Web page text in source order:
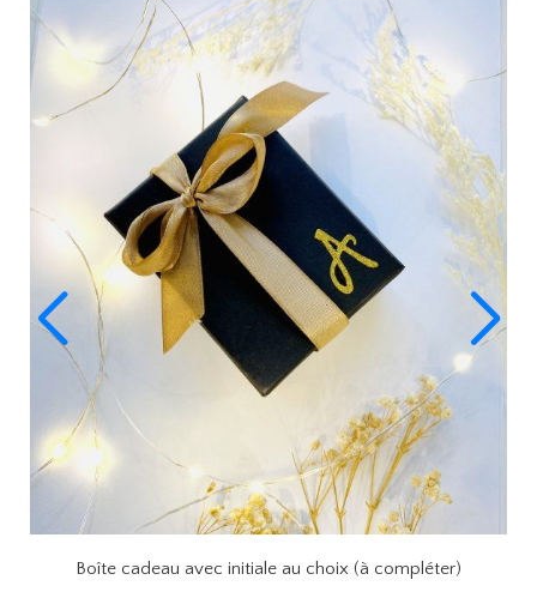
Boîte cadeau avec initiale au choix (à compléter)